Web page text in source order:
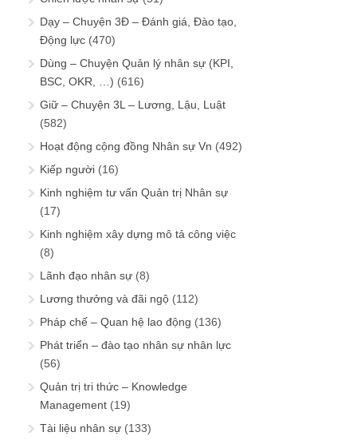
Dạy – Chuyện 3Đ – Đánh giá, Đào tạo,
Động lực (470)
Dùng – Chuyện Quản lý nhân sự (KPI,
BSC, OKR, …) (616)
Giữ – Chuyện 3L – Lương, Lậu, Luật
(582)
Hoạt động cộng đồng Nhân sự Vn (492)
Kiếp người (16)
Kinh nghiệm tư vấn Quản trị Nhân sự
(17)
Kinh nghiệm xây dựng mô tả công việc
(8)
Lãnh đạo nhân sự (8)
Lương thưởng và đãi ngộ (112)
Pháp chế – Quan hệ lao động (136)
Phát triển – đào tạo nhân sự nhân lực
(56)
Quản trị tri thức – Knowledge
Management (19)
Tài liệu nhân sự (133)